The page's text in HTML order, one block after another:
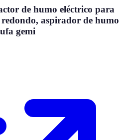
de humo eléctrico para
redondo, aspirador de humo
gemi